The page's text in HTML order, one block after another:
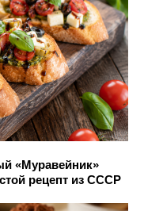
«Муравейник»
рецепт из СССР